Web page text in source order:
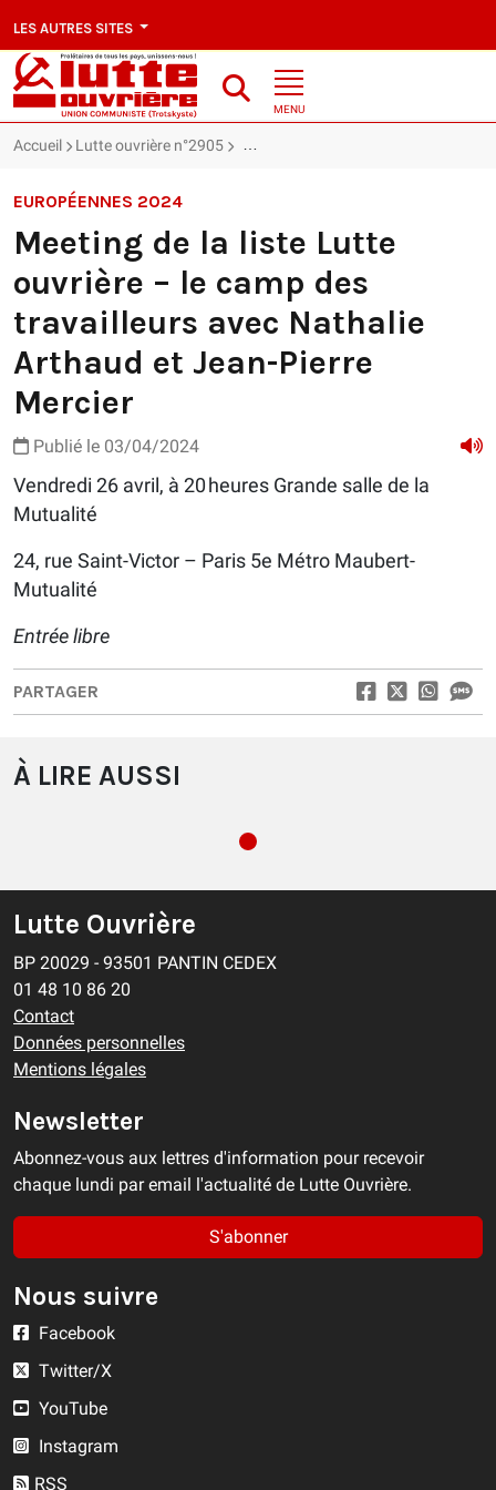
LES AUTRES SITES
MENU
Accueil Lutte ouvrière n°2905 Meeting de la liste Lutte ouvrière –
EUROPÉENNES 2024
Meeting de la liste Lutte
ouvrière – le camp des
travailleurs avec Nathalie
Arthaud et Jean-Pierre
Mercier
Publié le 03/04/2024
Vendredi 26 avril, à 20 heures Grande salle de la
Mutualité
24, rue Saint-Victor – Paris 5e Métro Maubert-
Mutualité
Entrée libre
PARTAGER
À LIRE AUSSI
Lutte Ouvrière
BP 20029 - 93501 PANTIN CEDEX
01 48 10 86 20
Contact
Données personnelles
Mentions légales
Newsletter
Abonnez-vous aux lettres d'information pour recevoir
chaque lundi par email l'actualité de Lutte Ouvrière.
S'abonner
Nous suivre
Facebook
Twitter/X
YouTube
Instagram
RSS